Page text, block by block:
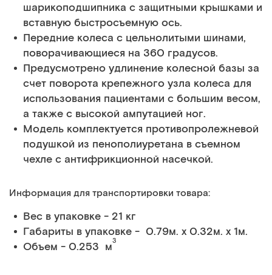
шарикоподшипника с защитными крышками и
вставную быстросъемную ось.
Передние колеса с цельнолитыми шинами,
поворачивающиеся на 360 градусов.
Предусмотрено удлинение колесной базы за
счет поворота крепежного узла колеса для
использования пациентами с большим весом,
а также с высокой ампутацией ног.
Модель комплектуется противопролежневой
подушкой из пенополиуретана в съемном
чехле с антифрикционной насечкой.
Информация для транспортировки товара:
Вес в упаковке - 21 кг
Габариты в упаковке - 0.79м. x 0.32м. x 1м.
Объем - 0.253 м3